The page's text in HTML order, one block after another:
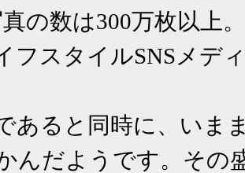
の数は300万枚以上
フスタイルSNSメデ
あると同時に、いま
んだようです。その